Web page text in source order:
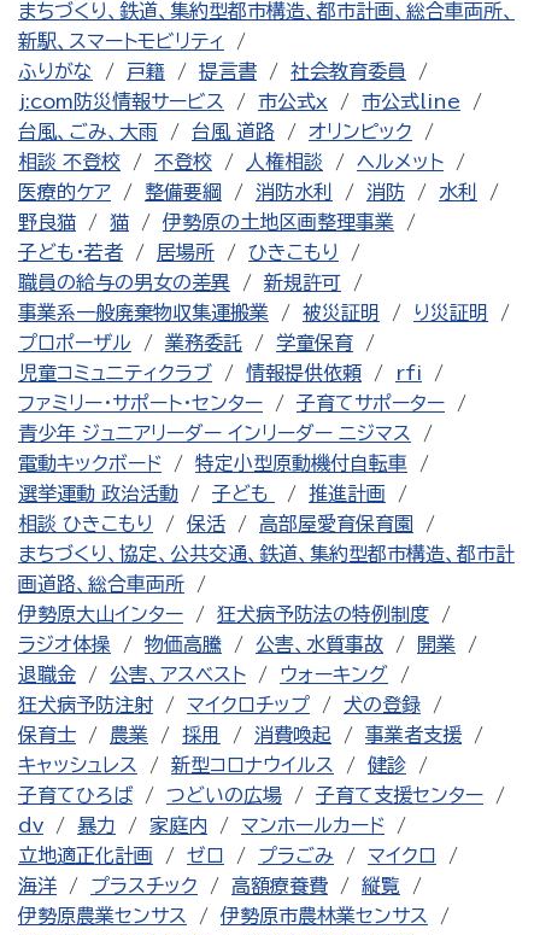
まちづくり、鉄道、集約型都市構造、都市計画、総合車両所、
新駅、スマートモビリティ
ふりがな
戸籍 提言書
社会教育委員
j:com防災情報サービス
市公式x
市公式line
台風、ごみ、大雨
台風 道路
オリンピック
相談 不登校
不登校 人権相談
ヘルメット
医療的ケア
整備要綱 消防水利 消防
水利
野良猫
猫
伊勢原の土地区画整理事業
子ども・若者
居場所
ひきこもり
職員の給与の男女の差異
新規許可
事業系一般廃棄物収集運搬業
被災証明
り災証明
プロポーザル
業務委託
学童保育
児童コミュニティクラブ
情報提供依頼
rfi
ファミリー・サポート・センター
子育てサポーター
青少年 ジュニアリーダー インリーダー ニジマス
電動キックボード
特定小型原動機付自転車
選挙運動 政治活動
子ども
推進計画
相談 ひきこもり
保活
高部屋愛育保育園
まちづくり、協定、公共交通、鉄道、集約型都市構造、都市計
画道路、総合車両所
伊勢原大山インター
狂犬病予防法の特例制度
ラジオ体操
物価高騰 公害、水質事故
開業
退職金
公害、アスベスト
ウォーキング
狂犬病予防注射
マイクロチップ
犬の登録
保育士
農業 採用 消費喚起
事業者支援
キャッシュレス
新型コロナウイルス
健診
子育てひろば
つどいの広場
子育て支援センター
dv
暴力 家庭内
マンホールカード
立地適正化計画
ゼロ プラごみ
マイクロ
海洋
プラスチック 高額療養費
縦覧
伊勢原農業センサス
伊勢原市農林業センサス